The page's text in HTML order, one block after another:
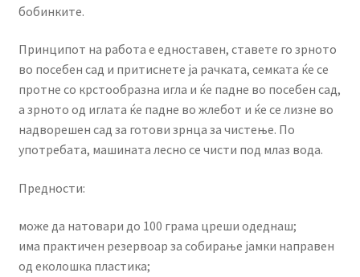
бобинките.
Принципот на работа е едноставен, ставете го зрното
во посебен сад и притиснете ја рачката, семката ќе се
протне со крстообразна игла и ќе падне во посебен сад,
а зрното од иглата ќе падне во жлебот и ќе се лизне во
надворешен сад за готови зрнца за чистење. По
употребата, машината лесно се чисти под млаз вода.
Предности:
може да натовари до 100 грама цреши одеднаш;
има практичен резервоар за собирање јамки направен
од еколошка пластика;